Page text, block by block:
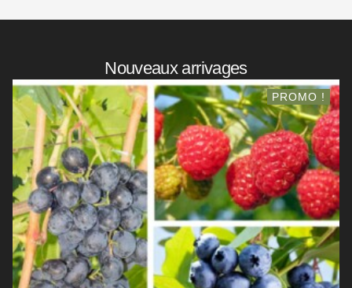
Nouveaux arrivages
PROMO !